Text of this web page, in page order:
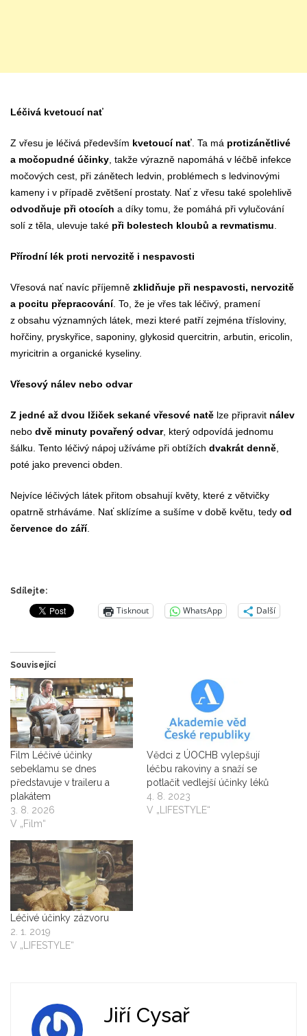
Léčivá kvetoucí nať
Z vřesu je léčivá především kvetoucí nať . Ta má protizánětlivé
a močopudné účinky , takže výrazně napomáhá v léčbě infekce
močových cest, při zánětech ledvin, problémech s ledvinovými
kameny i v případě zvětšení prostaty. Nať z vřesu také spolehlivě
odvodňuje při otocích a díky tomu, že pomáhá při vylučování
solí z těla, ulevuje také při bolestech kloubů a revmatismu
Přírodní lék proti nervozitě i nespavosti
Vřesová nať navíc příjemně zklidňuje při nespavosti, nervozitě
a pocitu přepracování. To, že je vřes tak léčivý, pramení
z obsahu významných látek, mezi které patří zejména třísloviny,
hořčiny, pryskyřice, saponiny, glykosid quercitrin, arbutin, ericolin,
myricitrin a organické kyseliny.
Vřesový nálev nebo odvar
Z jedné až dvou lžiček sekané vřesové natě lze připravit nálev
nebo dvě minuty povařený odvar, který odpovídá jednomu
šálku. Tento léčivý nápoj užíváme při obtížích dvakrát denně
poté jako prevenci obden.
Nejvíce léčivých látek přitom obsahují květy, které z větvičky
opatrně strháváme. Nať sklízíme a sušíme v době květu, tedy od
července do září.
Sdílejte:
Tisknout WhatsApp Další
Související
Film Léčivé účinky
sebeklamu se dnes
představuje v traileru a
plakátem
3. 8. 2026
V „Film“
Vědci z ÚOCHB vylepšují
léčbu rakoviny a snaží se
potlačit vedlejší účinky léků
4. 8. 2023
V „LIFESTYLE“
Léčivé účinky zázvoru
2. 1. 2019
V „LIFESTYLE“
Jiří Cysař